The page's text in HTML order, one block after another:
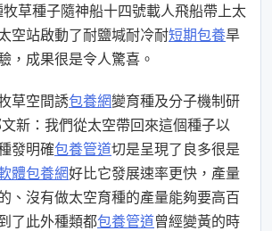
草種子隨神船十四號載人飛船帶上太
空站啟動了耐鹽堿耐冷耐短期包養旱
，成果很是令人驚喜。
草空間誘包養網變育種及分子機制研
新：我們從太空帶回來這個種子以
發明確包養管道切是呈現了良多很是
體包養網好比它發展速率更快，產量
、沒有做太空育種的產量能夠要高百
了此外種類都包養管道曾經變黃的時